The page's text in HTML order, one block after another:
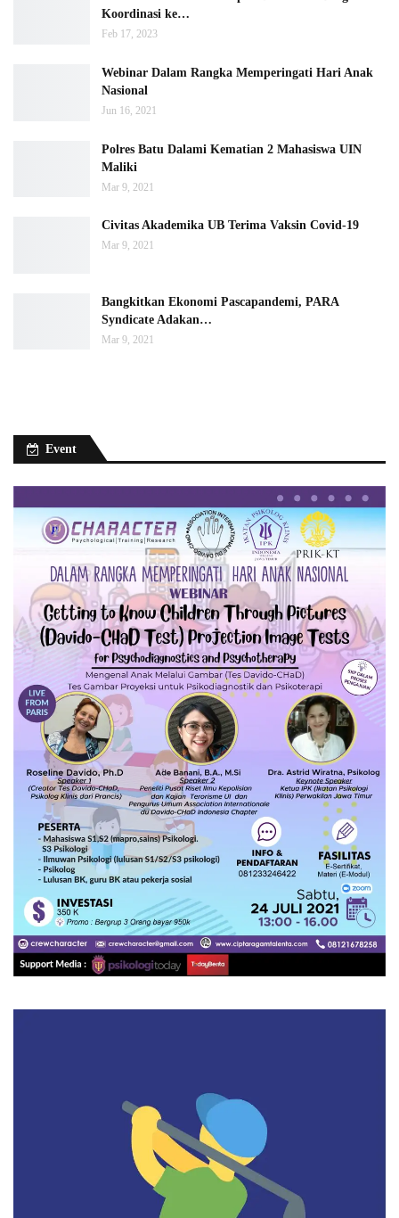
Koordinasi ke…
Feb 17, 2023
Webinar Dalam Rangka Memperingati Hari Anak
Nasional
Jun 16, 2021
Polres Batu Dalami Kematian 2 Mahasiswa UIN
Maliki
Mar 9, 2021
Civitas Akademika UB Terima Vaksin Covid-19
Mar 9, 2021
Bangkitkan Ekonomi Pascapandemi, PARA
Syndicate Adakan…
Mar 9, 2021
Event